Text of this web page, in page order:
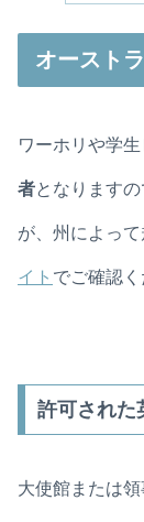
オースト
ワーホリや学
者となります
が、州によっ
イト でご確認く
許可された
大使館または